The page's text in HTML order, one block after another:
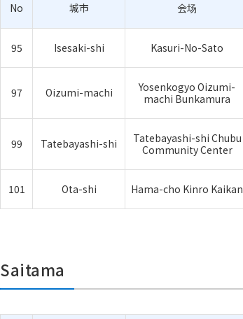
No 城市 会场
95 Isesaki-shi Kasuri-No-Sato
97 Oizumi-machi
Yosenkogyo Oizumi-
machi Bunkamura
99 Tatebayashi-shi
Tatebayashi-shi Chubu
Community Center
101 Ota-shi Hama-cho Kinro Kaikan
Saitama